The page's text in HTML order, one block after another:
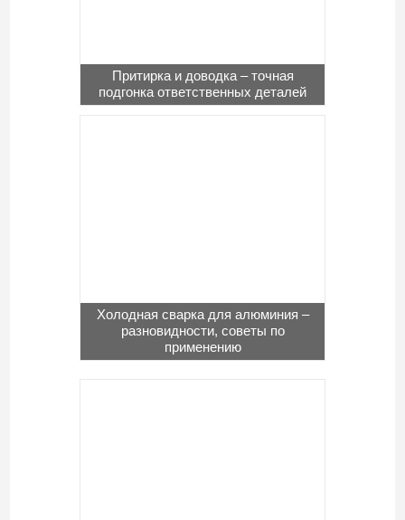
Притирка и доводка – точная
подгонка ответственных деталей
Холодная сварка для алюминия –
разновидности, советы по
применению